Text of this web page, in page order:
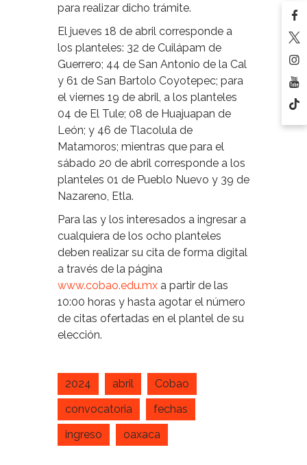
para realizar dicho trámite.
El jueves 18 de abril corresponde a
los planteles: 32 de Cuilápam de
Guerrero; 44 de San Antonio de la Cal
y 61 de San Bartolo Coyotepec; para
el viernes 19 de abril, a los planteles
04 de El Tule; 08 de Huajuapan de
León; y 46 de Tlacolula de
Matamoros; mientras que para el
sábado 20 de abril corresponde a los
planteles 01 de Pueblo Nuevo y 39 de
Nazareno, Etla.
Para las y los interesados a ingresar a
cualquiera de los ocho planteles
deben realizar su cita de forma digital
a través de la página
www.cobao.edu.mx a partir de las
10:00 horas y hasta agotar el número
de citas ofertadas en el plantel de su
elección.
2024 abril
Cobao
convocatoria
fechas
ingreso
oaxaca